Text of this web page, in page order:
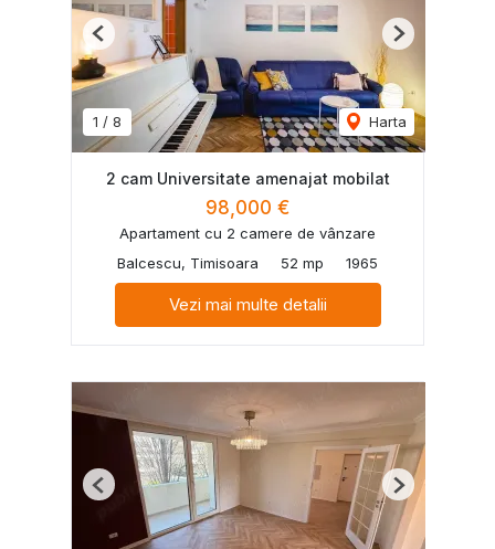
1 / 8 Harta
Previous Next
2 cam Universitate amenajat mobilat
98,000 €
Apartament cu 2 camere de vânzare
Balcescu, Timisoara
52 mp 1965
Vezi mai multe detalii
Previous Next